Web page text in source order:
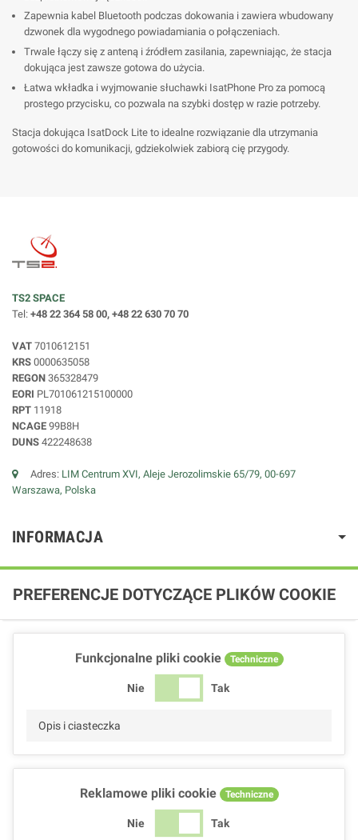
Zapewnia kabel Bluetooth podczas dokowania i zawiera wbudowany
dzwonek dla wygodnego powiadamiania o połączeniach.
Trwale łączy się z anteną i źródłem zasilania, zapewniając, że stacja
dokująca jest zawsze gotowa do użycia.
Łatwa wkładka i wyjmowanie słuchawki IsatPhone Pro za pomocą
prostego przycisku, co pozwala na szybki dostęp w razie potrzeby.
Stacja dokująca IsatDock Lite to idealne rozwiązanie dla utrzymania
gotowości do komunikacji, gdziekolwiek zabiorą cię przygody.
TS2 SPACE
Tel: +48 22 364 58 00, +48 22 630 70 70
VAT 7010612151
KRS 0000635058
REGON 365328479
EORI PL701061215100000
RPT 11918
NCAGE 99B8H
DUNS 422248638
Adres: LIM Centrum XVI, Aleje Jerozolimskie 65/79, 00-697
Warszawa, Polska
INFORMACJA
PREFERENCJE DOTYCZĄCE PLIKÓW COOKIE
Funkcjonalne pliki cookie Techniczne
Nie Tak
Opis i ciasteczka
Reklamowe pliki cookie Techniczne
Nie Tak